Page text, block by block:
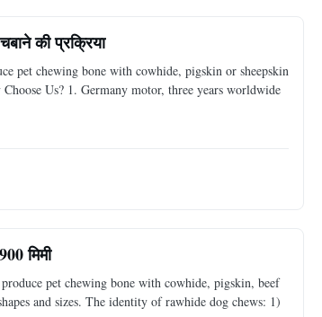
की प्रक्रिया
pet chewing bone with cowhide, pigskin or sheepskin
Us? 1. Germany motor, three years worldwide
मिमी
pet chewing bone with cowhide, pigskin, beef
and sizes.​ The identity of rawhide dog chews: 1)